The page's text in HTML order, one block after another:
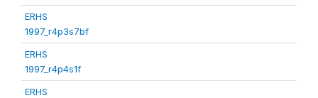
ERHS
1997_r4p3s7bf
ERHS
1997_r4p4s1f
ERHS